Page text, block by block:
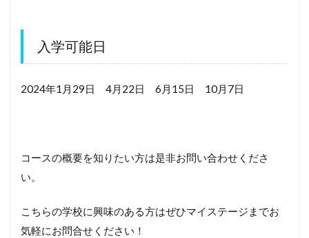
入学可能日
2024年1月29日 4月22日 6月15日 10月7日
コースの概要を知りたい方は是非お問い合わせくださ
い。
こちらの学校に興味のある方はぜひマイステージまでお
気軽にお問合せください！